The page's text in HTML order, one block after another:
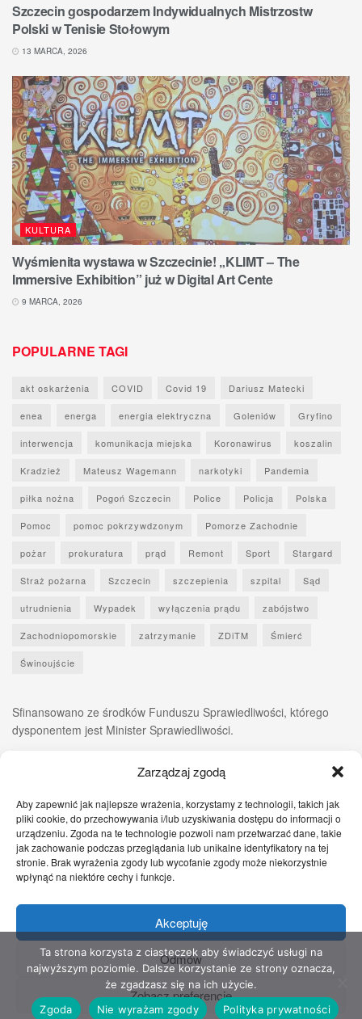
Zarządzaj zgodą
Aby zapewnić jak najlepsze wrażenia, korzystamy z technologii, takich jak
pliki cookie, do przechowywania i/lub uzyskiwania dostępu do informacji o
urządzeniu. Zgoda na te technologie pozwoli nam przetwarzać dane, takie
jak zachowanie podczas przeglądania lub unikalne identyfikatory na tej
stronie. Brak wyrażenia zgody lub wycofanie zgody może niekorzystnie
wpłynąć na niektóre cechy i funkcje.
Akceptuję
Odmów
Zobacz preferencje
Szczecin gospodarzem Indywidualnych Mistrzostw
Polski w Tenisie Stołowym
13 MARCA, 2026
KULTURA
Wyśmienita wystawa w Szczecinie! „KLIMT – The
Immersive Exhibition” już w Digital Art Cente
9 MARCA, 2026
POPULARNE TAGI
akt oskarżenia COVID Covid 19 Dariusz Matecki
enea energa energia elektryczna Goleniów Gryfino
interwencja komunikacja miejska Koronawirus koszalin
Kradzież Mateusz Wagemann narkotyki Pandemia
piłka nożna Pogoń Szczecin Police Policja Polska
Pomoc pomoc pokrzywdzonym Pomorze Zachodnie
pożar prokuratura prąd Remont Sport Stargard
Straż pożarna Szczecin szczepienia szpital Sąd
utrudnienia Wypadek wyłączenia prądu zabójstwo
Zachodniopomorskie zatrzymanie ZDiTM Śmierć
Świnoujście
Sfinansowano ze środków Funduszu Sprawiedliwości, którego
dysponentem jest Minister Sprawiedliwości.
Zgłoś nam! Szczecińskie Wiadomości Sport
Zdrowie
Prawo
Pomoc Prawna Kontakt
Copyright © 2022 Stowarzyszenie Przyjaciół Zdrowia - Wszelkie prawa
zastrzeżone
Ta strona korzysta z ciasteczek aby świadczyć usługi na
najwyższym poziomie. Dalsze korzystanie ze strony oznacza,
że zgadzasz się na ich użycie.
Zgoda
Nie wyrażam zgody Polityka prywatności